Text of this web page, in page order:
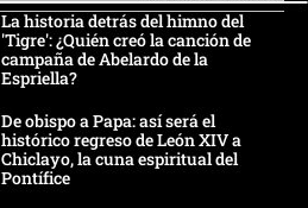
La historia detrás del himno del
'Tigre': ¿Quién creó la canción de
campaña de Abelardo de la
Espriella?
De obispo a Papa: así será el
histórico regreso de León XIV a
Chiclayo, la cuna espiritual del
Pontífice